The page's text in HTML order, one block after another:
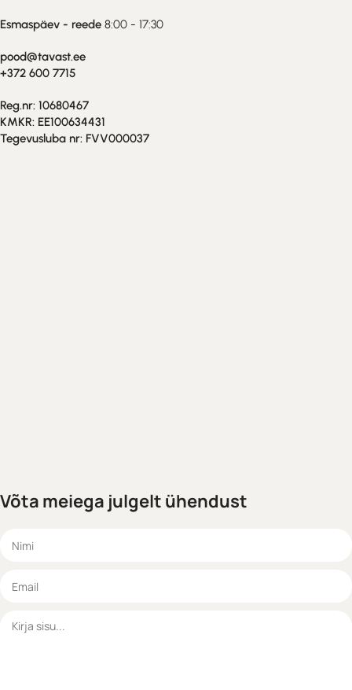
Esmaspäev - reede 8:00 - 17:30
pood@tavast.ee
+372 600 7715
Reg.nr: 10680467
KMKR: EE100634431
Tegevusluba nr: FVV000037
Võta meiega julgelt ühendust